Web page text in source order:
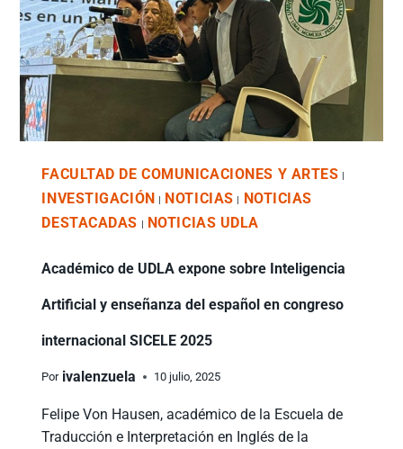
FACULTAD DE COMUNICACIONES Y ARTES |
INVESTIGACIÓN | NOTICIAS | NOTICIAS
DESTACADAS | NOTICIAS UDLA
Académico de UDLA expone sobre Inteligencia
Artificial y enseñanza del español en congreso
internacional SICELE 2025
Por ivalenzuela 10 julio, 2025
Felipe Von Hausen, académico de la Escuela de
Traducción e Interpretación en Inglés de la